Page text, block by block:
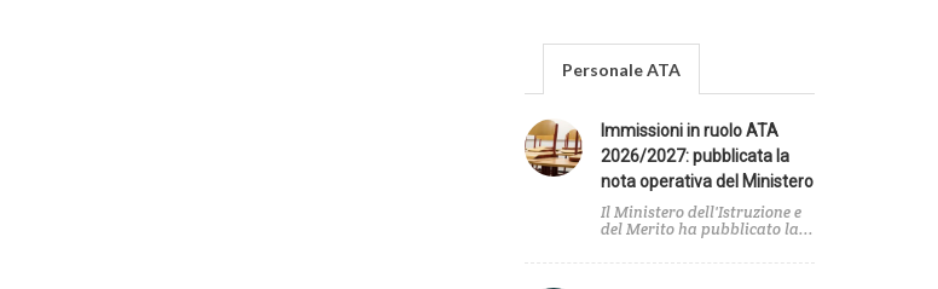
Personale ATA
Immissioni in ruolo ATA
2026/2027: pubblicata la
nota operativa del Ministero
Il Ministero dell'Istruzione e
del Merito ha pubblicato la...